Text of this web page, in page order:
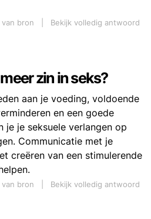
bron
Bekijk volledig antwoord
zin in seks?
aan je voeding, voldoende
en een goede
je je seksuele verlangen op
Communicatie met je
creëren van een stimulerende
bron
Bekijk volledig antwoord